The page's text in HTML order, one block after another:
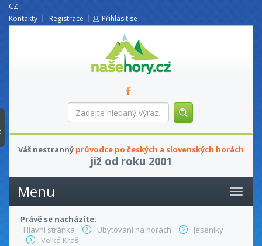
CZ
Kontakty
Registrace Přihlásit se
nasehory.cz
Zadejte
hledaný
Váš nestranný průvodce po českých a slovenských horách
již od roku 2001
Menu
Právě se nacházíte:
Hlavní stránka
Ubytování na horách
Jeseníky
Velká Kraš